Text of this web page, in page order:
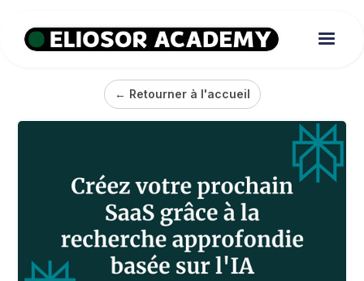
← Retourner à l'accueil